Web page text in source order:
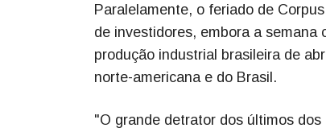
Paralelamente, o feriado de
de investidores, embora a semana
produção industrial brasileira de
norte-americana e do Brasil.
"O grande detrator dos últimos